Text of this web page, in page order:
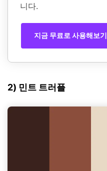
니다.
지금 무료로 사용해보기
2) 민트 트러플